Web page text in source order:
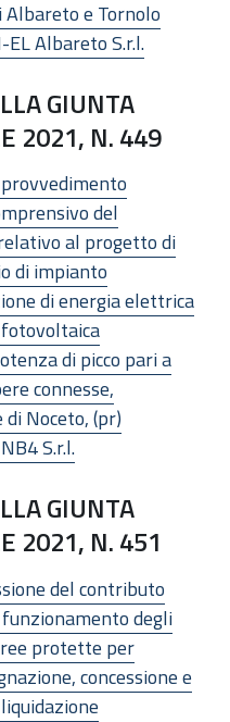
Albareto e Tornolo
Albareto S.r.l.
GIUNTA
2021, N. 449
del
al progetto di
di impianto
di energia elettrica
di picco pari a
connesse,
Noceto, (pr)
S.r.l.
GIUNTA
2021, N. 451
del contributo
degli
protette per
concessione e